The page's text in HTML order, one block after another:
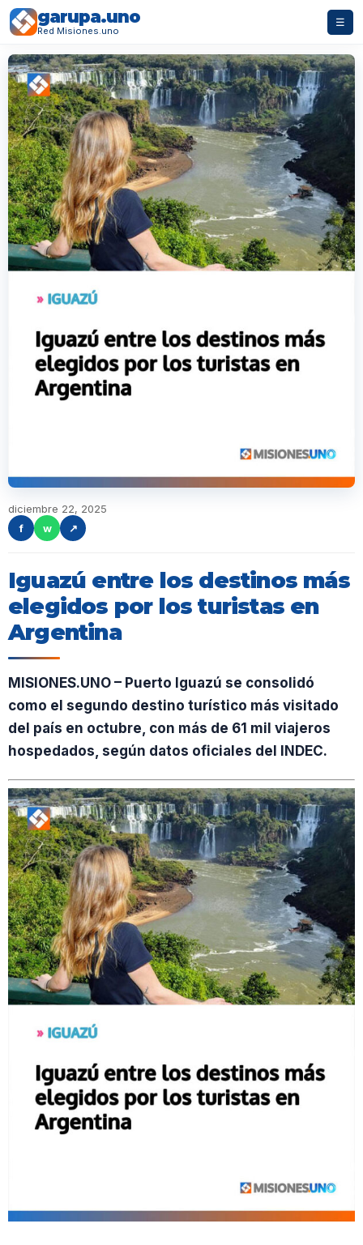
garupa.uno
Red Misiones.uno
☰
diciembre 22, 2025
f
w ↗
Iguazú entre los destinos más
elegidos por los turistas en
Argentina
MISIONES.UNO – Puerto Iguazú se consolidó
como el segundo destino turístico más visitado
del país en octubre, con más de 61 mil viajeros
hospedados, según datos oficiales del INDEC.